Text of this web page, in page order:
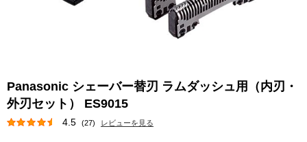
Panasonic シェーバー替刃 ラムダッシュ用（内刃・
外刃セット） ES9015
4.5 (27) レビューを見る